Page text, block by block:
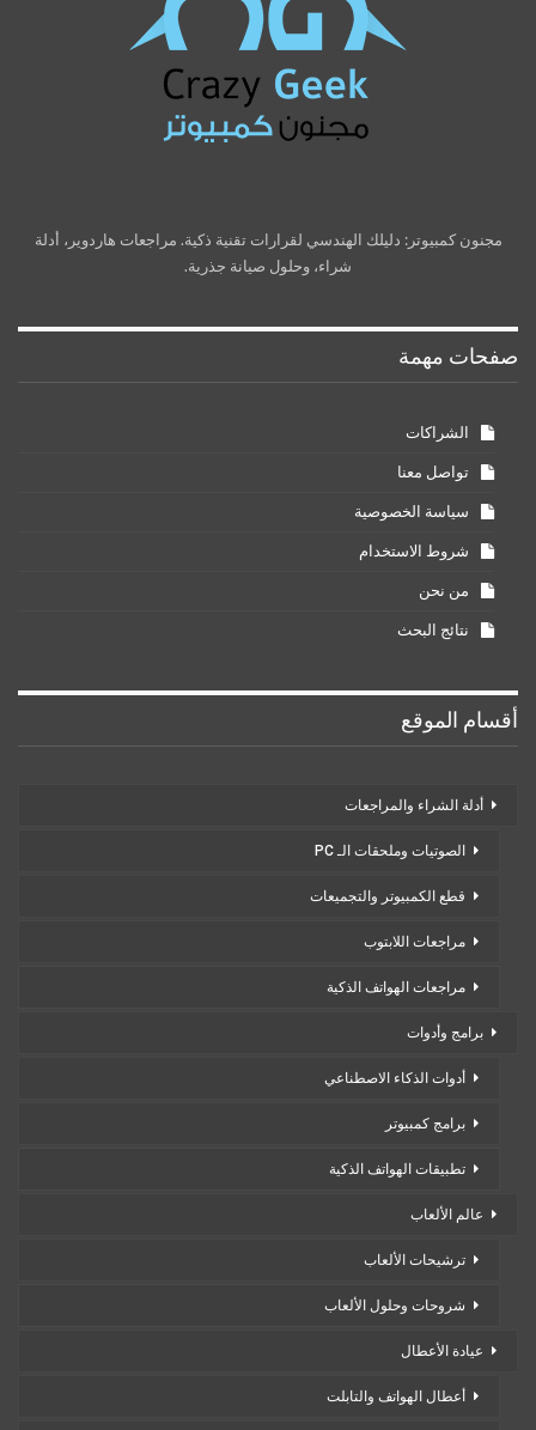
مجنون كمبيوتر: دليلك الهندسي لقرارات تقنية ذكية. مراجعات هاردوير، أدلة
شراء، وحلول صيانة جذرية.
صفحات مهمة
الشراكات
تواصل معنا
سياسة الخصوصية
شروط الاستخدام
من نحن
نتائج البحث
أقسام الموقع
أدلة الشراء والمراجعات
الصوتيات وملحقات الـ PC
قطع الكمبيوتر والتجميعات
مراجعات اللابتوب
مراجعات الهواتف الذكية
برامج وأدوات
أدوات الذكاء الاصطناعي
برامج كمبيوتر
تطبيقات الهواتف الذكية
عالم الألعاب
ترشيحات الألعاب
شروحات وحلول الألعاب
عيادة الأعطال
أعطال الهواتف والتابلت